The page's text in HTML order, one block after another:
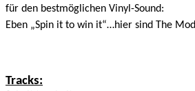
für den bestmöglichen Vinyl-Sound:
Eben „Spin it to win it“…hier sind The
Tracks: